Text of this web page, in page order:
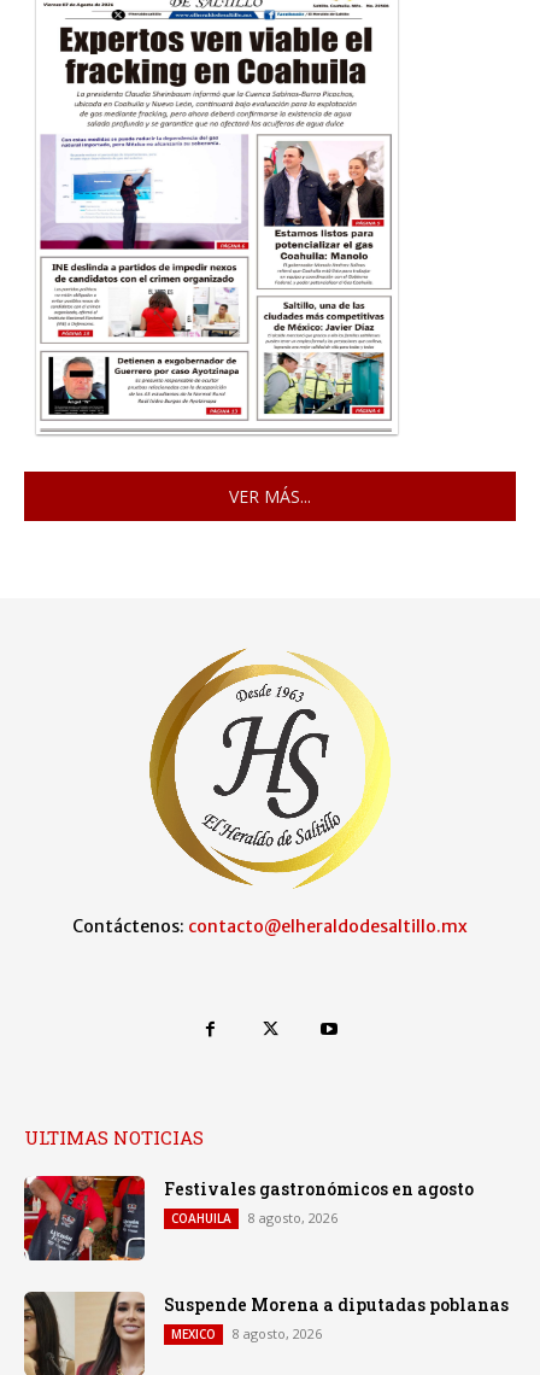
VER MÁS...
Contáctenos: contacto@elheraldodesaltillo.mx
ULTIMAS NOTICIAS
Festivales gastronómicos en agosto
COAHUILA 8 agosto, 2026
Suspende Morena a diputadas poblanas
MEXICO 8 agosto, 2026